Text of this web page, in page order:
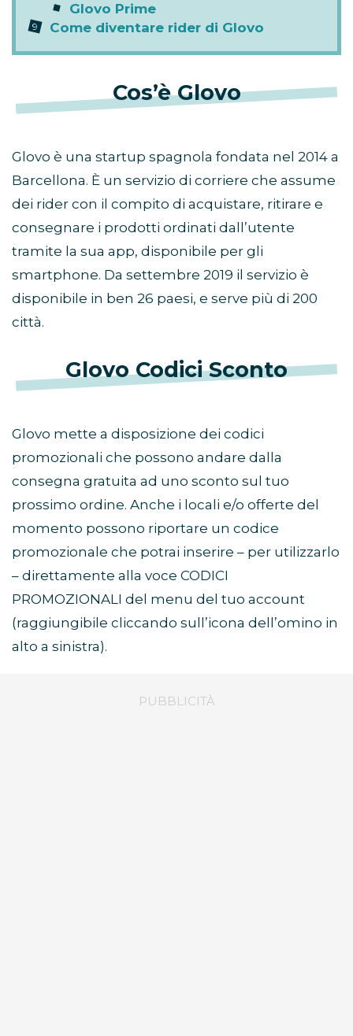
Glovo Prime
Come diventare rider di Glovo
Cos’è Glovo
Glovo è una startup spagnola fondata nel 2014 a
Barcellona. È un servizio di corriere che assume
dei rider con il compito di acquistare, ritirare e
consegnare i prodotti ordinati dall’utente
tramite la sua app, disponibile per gli
smartphone. Da settembre 2019 il servizio è
disponibile in ben 26 paesi, e serve più di 200
città.
Glovo Codici Sconto
Glovo mette a disposizione dei codici
promozionali che possono andare dalla
consegna gratuita ad uno sconto sul tuo
prossimo ordine. Anche i locali e/o offerte del
momento possono riportare un codice
promozionale che potrai inserire – per utilizzarlo
– direttamente alla voce CODICI
PROMOZIONALI del menu del tuo account
(raggiungibile cliccando sull’icona dell’omino in
alto a sinistra).